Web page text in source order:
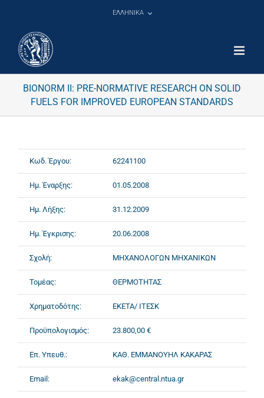
ΕΛΛΗΝΙΚΑ
BIONORM II: PRE-NORMATIVE RESEARCH ON SOLID
FUELS FOR IMPROVED EUROPEAN STANDARDS
Κωδ. Έργου: 62241100
Ημ. Έναρξης: 01.05.2008
Ημ. Λήξης: 31.12.2009
Ημ. Έγκρισης: 20.06.2008
Σχολή: ΜΗΧΑΝΟΛΟΓΩΝ ΜΗΧΑΝΙΚΩΝ
Τομέας: ΘΕΡΜΟΤΗΤΑΣ
Χρηματοδότης: ΕΚΕΤΑ/ ΙΤΕΣΚ
Προϋπολογισμός: 23.800,00 €
Επ. Υπευθ.: ΚΑΘ. ΕΜΜΑΝΟΥΗΛ ΚΑΚΑΡΑΣ
Email: ekak@central.ntua.gr